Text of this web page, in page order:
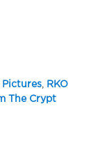
Pictures,
RKO
The Crypt